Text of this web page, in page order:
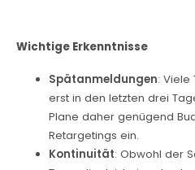
Wichtige Erkenntnisse
Spätanmeldungen: Viele
erst in den letzten drei
Plane daher genügend
Retargetings ein.
Kontinuität: Obwohl der